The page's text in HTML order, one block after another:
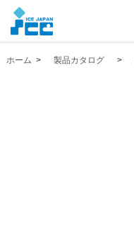
ホーム > 製品カタログ >